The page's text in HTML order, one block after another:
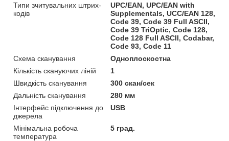
Типи зчитувальних штрих-
кодів
UPC/EAN, UPC/EAN with
Supplementals, UCC/EAN 128,
Code 39, Code 39 Full ASCII,
Code 39 TriOptic, Code 128,
Code 128 Full ASCII, Codabar,
Code 93, Code 11
Схема сканування
Одноплоскостна
Кількість скануючих ліній
1
Швидкість сканування
300 скан/сек
Дальність сканування
280 мм
Інтерфейс підключення до
джерела
USB
Мінімальна робоча
температура
5 град.